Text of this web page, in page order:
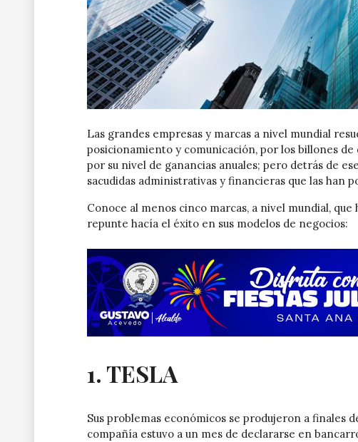
Las grandes empresas y marcas a nivel mundial
posicionamiento y comunicación, por los billones de
por su nivel de ganancias anuales; pero detrás de
sacudidas administrativas y financieras que las han
Conoce al menos cinco marcas, a nivel mundial,
repunte hacía el éxito en sus modelos de negocios:
1. TESLA
Sus problemas económicos se produjeron a finales
compañía estuvo a un mes de declararse en